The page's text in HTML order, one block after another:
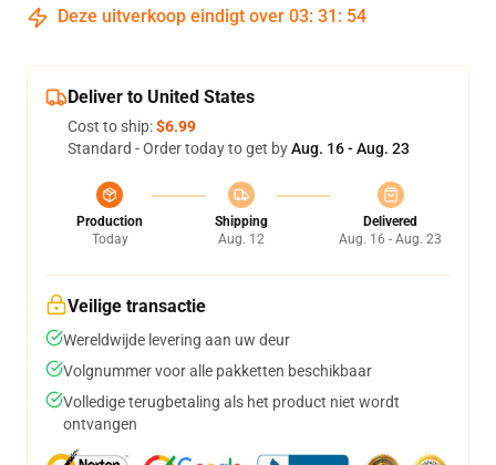
Deze uitverkoop eindigt over 03: 31 : 54
Deliver to United States
Cost to ship:$6.99
Standard - Order today to get byAug. 16 - Aug. 23
Production
Today
Shipping
Aug. 12
Delivered
Aug. 16 - Aug. 23
Veilige transactie
Wereldwijde levering aan uw deur
Volgnummer voor alle pakketten beschikbaar
Volledige terugbetaling als het product niet wordt
ontvangen